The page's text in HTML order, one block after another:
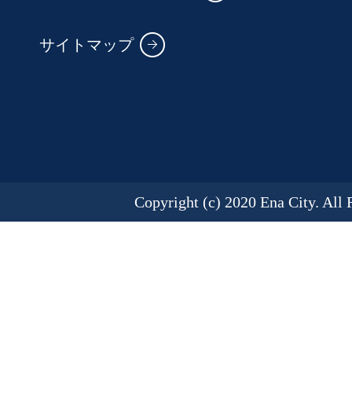
サイトマップ
Copyright (c) 2020 Ena City. All